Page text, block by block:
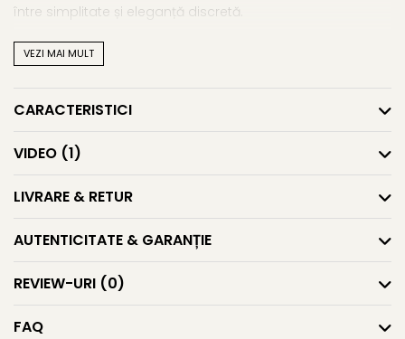
între simplitate și eleganță discretă.
Montura dinargint 925
siguranță și confort, fiind ideală pentru purtare zilnică.
Aceșticercei argint cu perlenegre nu sunt doar o
alegere estetică – sunt o declarație de stil personal,
Vrei să explorezi mai mult? Descoperă gama noastră
decercei argint cu perle
și bucură-te de toate modelele
disponibile în colecția decercei cu perle.
Tipul perlei: perle naturale de apă dulce
Calitate perle: AAA
VEZI MAI MULT
CARACTERISTICI
VIDEO (1)
LIVRARE & RETUR
AUTENTICITATE & GARANȚIE
REVIEW-URI (0)
FAQ